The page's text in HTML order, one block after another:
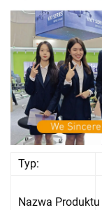
Typ:
Nazwa Produktu